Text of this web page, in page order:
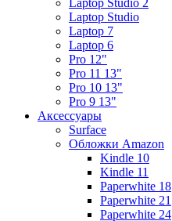
Laptop Studio
Laptop 7
Laptop 6
Pro 12"
Pro 11 13"
Pro 10 13"
Pro 9 13"
Аксессуары
Surface
Обложки Amazon
Kindle 10
Kindle 11
Paperwhite 18
Paperwhite 21
Paperwhite 24